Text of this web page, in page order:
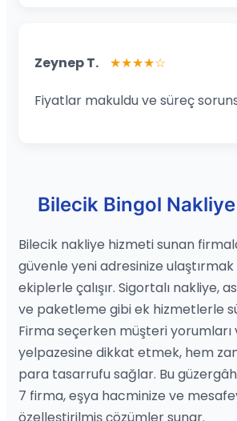
Zeynep T. ★★★★☆
Fiyatlar makuldu ve süreç
Bilecik Bingol Nakliye
Bilecik nakliye hizmeti sunan
güvenle yeni adresinize
ekiplerle çalışır. Sigortalı nakliye,
ve paketleme gibi ek hizmetlerle
Firma seçerken müşteri yorumları
yelpazesine dikkat etmek, hem
para tasarrufu sağlar. Bu
7 firma, eşya hacminize ve
özelleştirilmiş çözümler sunar.